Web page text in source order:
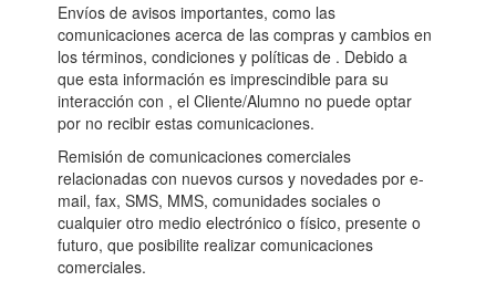
Envíos de avisos importantes, como las
comunicaciones acerca de las compras y cambios en
los términos, condiciones y políticas de . Debido a
que esta información es imprescindible para su
interacción con , el Cliente/Alumno no puede optar
por no recibir estas comunicaciones.
Remisión de comunicaciones comerciales
relacionadas con nuevos cursos y novedades por e-
mail, fax, SMS, MMS, comunidades sociales o
cualquier otro medio electrónico o físico, presente o
futuro, que posibilite realizar comunicaciones
comerciales.